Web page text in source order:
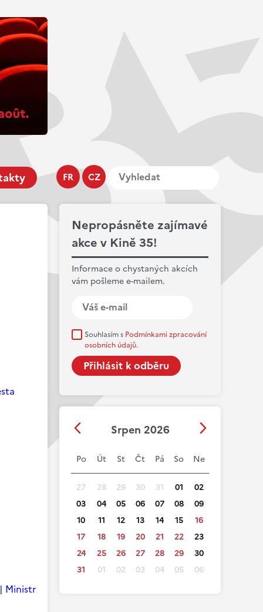
FR CZ
Nepropásněte zajímavé
akce v Kině 35!
Informace o chystaných akcích
vám pošleme e-mailem.
Souhlasím s Podmínkami zpracování
osobních údajů.
Srpen 2026
Po Út St Čt Pá So Ne
27 28 29 30 31 01
02
03
04 05 06 07 08
09
10
11 12 13 14 15
16
17
18 19 20 21 22
23
24
25 26 27 28 29
30
31
01 02 03 04 05 06
Ministr